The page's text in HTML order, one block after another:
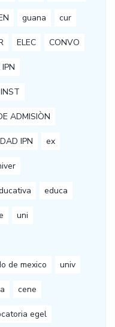
guana cur
ELEC CONVO
INST
ADMISIÒN
IPN ex
educa
uni
de mexico univ
cene
egel